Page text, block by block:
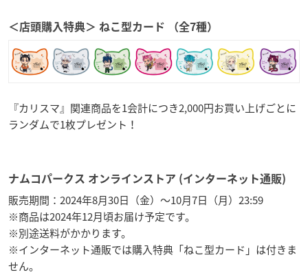
＜店頭購入特典＞ ねこ型カード （全7種）
『カリスマ』関連商品を1会計につき2,000円お買い上げごとに
ランダムで1枚プレゼント！
ナムコパークス オンラインストア (インターネット通販)
販売期間：2024年8月30日（金）～10月7日（月）23:59
※商品は2024年12月頃お届け予定です。
※別途送料がかかります。
※インターネット通販では購入特典「ねこ型カード」は付きま
せん。